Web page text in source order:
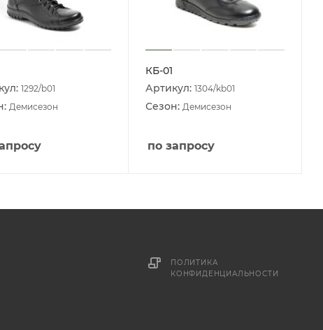
1292/b01
Демисезон
КБ-01
Артикул: 1304/kb01
Сезон: Демисезон
по запросу
ПОЛИТИКА
КОНФИДЕНЦИАЛЬНОСТИ